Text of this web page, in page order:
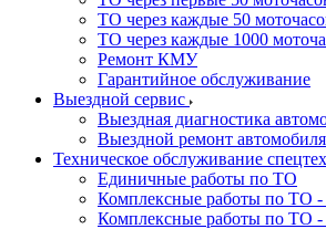
ТО через каждые 50
ТО через каждые 1000
Ремонт КМУ
Гарантийное обслуживание
Выездной сервис
Выездная диагностика
Выездной ремонт автомобиля
Техническое обслуживание
Единичные работы по ТО
Комплексные работы по ТО -
Комплексные работы по ТО -